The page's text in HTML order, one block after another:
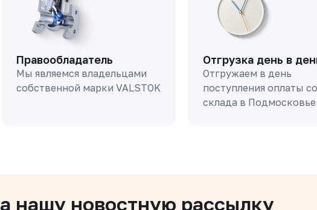
Правообладатель
Мы являемся владельцами
собственной марки VALSTOK
Отгрузка день в
Отгружаем в день
поступления оплаты со
склада в Подмосковье
нашу новостную рассылку